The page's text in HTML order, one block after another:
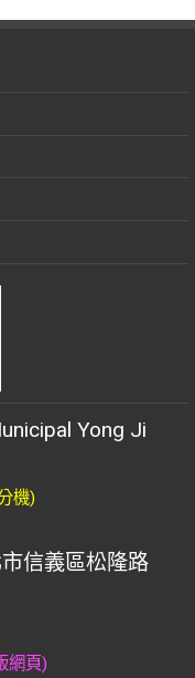
Yong Ji
機)
信義區松隆路
網頁)